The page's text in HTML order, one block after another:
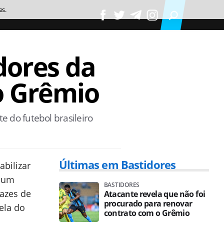
da
Grêmio
do futebol brasileiro
de
do
Últimas em Bastidores
BASTIDORES
Atacante revela que não foi
procurado para renovar
contrato com o Grêmio